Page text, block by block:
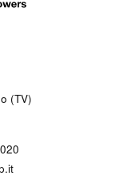
(TV)